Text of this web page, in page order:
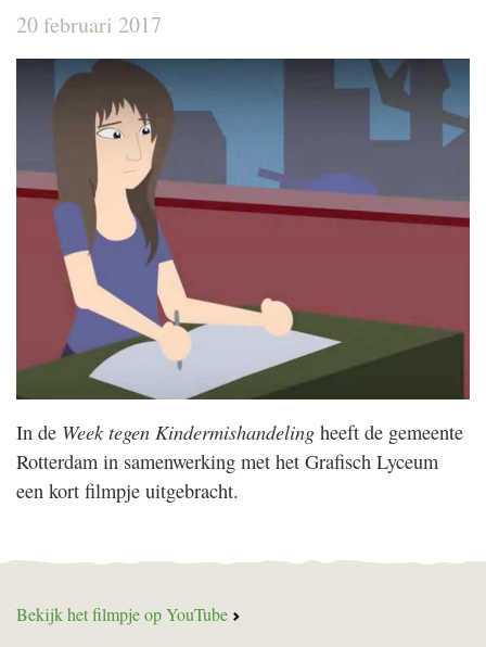
20 februari 2017
In de Week tegen Kindermishandeling heeft de gemeente
Rotterdam in samenwerking met het Grafisch Lyceum
een kort filmpje uitgebracht.
Bekijk het filmpje op YouTube